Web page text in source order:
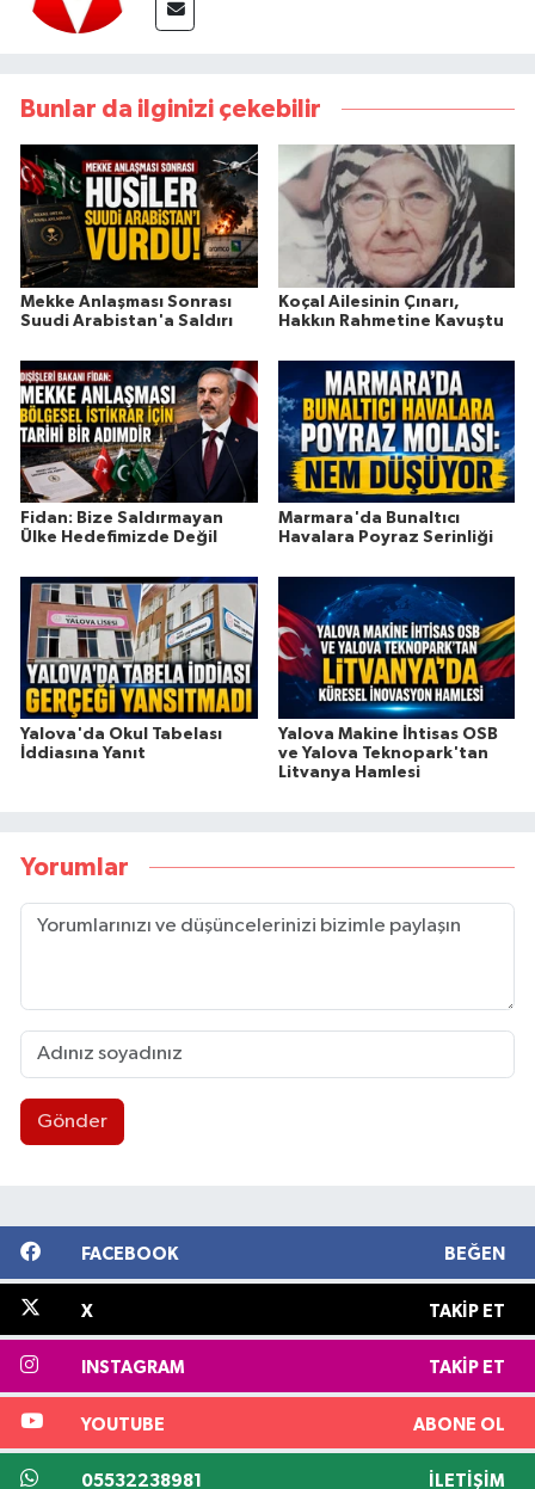
Bunlar da ilginizi çekebilir
Mekke Anlaşması Sonrası
Suudi Arabistan'a Saldırı
Koçal Ailesinin Çınarı,
Hakkın Rahmetine Kavuştu
Fidan: Bize Saldırmayan
Ülke Hedefimizde Değil
Marmara'da Bunaltıcı
Havalara Poyraz Serinliği
Yalova'da Okul Tabelası
İddiasına Yanıt
Yalova Makine İhtisas OSB
ve Yalova Teknopark'tan
Litvanya Hamlesi
Yorumlar
Gönder
FACEBOOK BEĞEN
X TAKIP ET
INSTAGRAM TAKIP ET
YOUTUBE ABONE OL
05532238981 İLETIŞIM